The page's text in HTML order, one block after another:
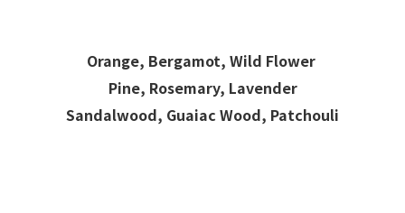
Orange, Bergamot, Wild Flower
Pine, Rosemary, Lavender
Sandalwood, Guaiac Wood, Patchouli